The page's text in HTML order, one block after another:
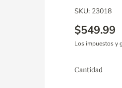
SKU: 23018
$549.99
Los impuestos y
Cantidad